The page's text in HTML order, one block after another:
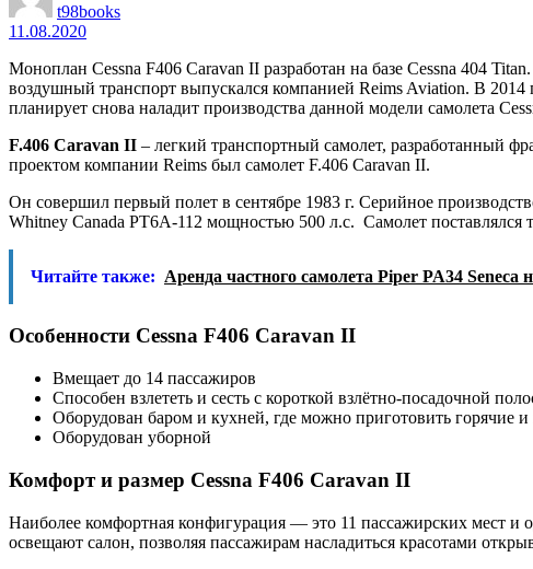
t98books
11.08.2020
Моноплан Cessna F406 Caravan II разработан на базе Cessna 404
воздушный транспорт выпускался компанией Reims Aviation. В
планирует снова наладит производства данной модели самолета
F.406 Caravan II – легкий транспортный самолет, разработанный
проектом компании Reims был самолет F.406 Caravan II.
Он совершил первый полет в сентябре 1983 г. Серийное
Whitney Canada PT6A-112 мощностью 500 л.с. Самолет поставлялся
Читайте также: Аренда частного самолета Piper PA34 Seneca
Особенности Cessna F406 Caravan II
Вмещает до 14 пассажиров
Способен взлететь и сесть с короткой взлётно-посадочной
Оборудован баром и кухней, где можно приготовить горячие
Оборудован уборной
Комфорт и размер Cessna F406 Caravan II
Наиболее комфортная конфигурация — это 11 пассажирских мест
освещают салон, позволяя пассажирам насладиться красотами